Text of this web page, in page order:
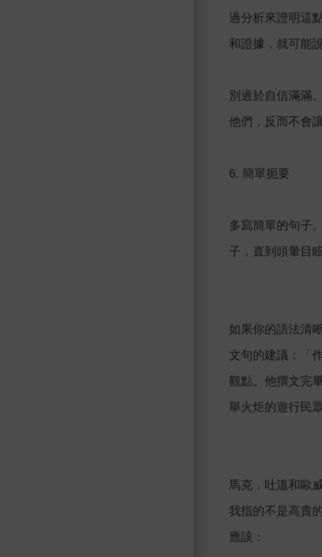
過分析來證明這
和證據，就可能
別過於自信滿滿
他們，反而不會
6. 簡單扼要
多寫簡單的句子
子，直到頭暈目
如果你的語法清
文句的建議：「
觀點。他撰文完
舉火炬的遊行民
馬克．吐溫和歐
我指的不是高貴
應該：